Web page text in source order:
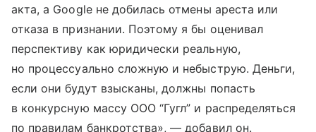
акта, а Google не добилась отмены ареста или
отказа в признании. Поэтому я бы оценивал
перспективу как юридически реальную,
но процессуально сложную и небыструю. Деньги,
если они будут взысканы, должны попасть
в конкурсную массу ООО “Гугл” и распределяться
по правилам банкротства», — добавил он.